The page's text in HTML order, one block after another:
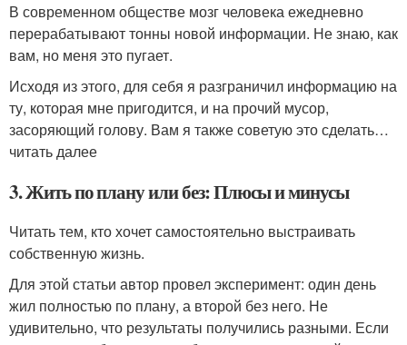
В современном обществе мозг человека ежедневно
перерабатывают тонны новой информации. Не знаю, как
вам, но меня это пугает.
Исходя из этого, для себя я разграничил информацию на
ту, которая мне пригодится, и на прочий мусор,
засоряющий голову. Вам я также советую это сделать…
читать далее
3. Жить по плану или без: Плюсы и минусы
Читать тем, кто хочет самостоятельно выстраивать
собственную жизнь.
Для этой статьи автор провел эксперимент: один день
жил полностью по плану, а второй без него. Не
удивительно, что результаты получились разными. Если